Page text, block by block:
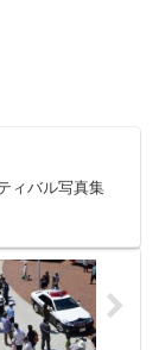
ィバル写真集